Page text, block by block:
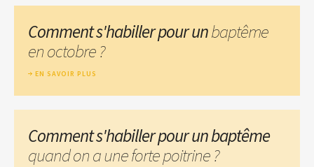
Comment s'habiller pour unbaptême
en octobre ?
EN SAVOIR PLUS
Comment s'habiller pour un baptême
quand on a une forte poitrine ?